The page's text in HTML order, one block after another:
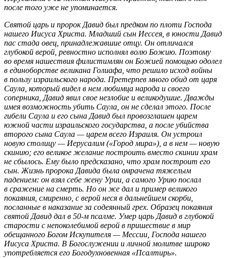
после того уже не упоминается.
Святой царь и пророк Давид был предком по плоти Господа
нашего Иисуса Христа. Младший сын Иессея, в юности Давид
пас стада овец, принадлежавшие отцу. Он отличался
глубокой верой, ревностно исполнял волю Божию. Поэтому
во время нашествия филистимлян он Божией помощью одолел
в единоборстве великана Голиафа, что решило исход войны
в пользу израильского народа. Претерпев много обид от царя
Саула, который видел в нем любимца народа и своего
соперника, Давид явил свое незлобие и великодушие. Дважды
имея возможность убить Саула, он не сделал этого. После
гибели Саула и его сына Давид был провозглашен царем
южной части израильского государства, а после убийства
второго сына Саула — царем всего Израиля. Он устроил
новую столицу — Иерусалим («Город мира»), а в нем — новую
скинию; его великое желание построить вместо скинии храм
не сбылось. Ему было предсказано, что храм построит его
сын. Жизнь пророка Давида была омрачена тяжелым
падением: он взял себе жену Урии, а самого Урию послал
в сражение на смерть. Но он же дал и пример великого
покаяния, смиренно, с верой неся в дальнейшем скорби,
посланные в наказание за содеянный грех. Образец покаяния
святой Давид дал в 50-м псалме. Умер царь Давид в глубокой
старости с непоколебимой верой в пришествие в мир
обещанного Богом Искупителя — Мессии, Господа нашего
Иисуса Христа. В Богослужении и личной молитве широко
употребляется его Богодухновенная «Псалтирь».